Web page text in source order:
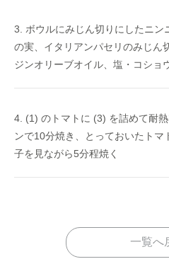
ボウルにみじん切りにしたニ
の実、イタリアンパセリのみじん
ジンオリーブオイル、塩・コショ
(1) のトマトに (3) を詰めて耐
ンで10分焼き、とっておいたト
子を見ながら5分程焼く
一覧へ